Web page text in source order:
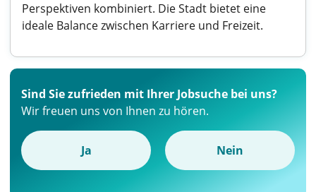
Perspektiven kombiniert. Die Stadt bietet eine
ideale Balance zwischen Karriere und Freizeit.
Sind Sie zufrieden mit Ihrer Jobsuche bei uns?
Wir freuen uns von Ihnen zu hören.
Ja Nein